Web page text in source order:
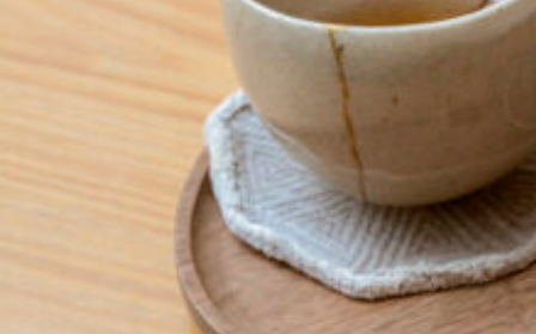
Instagram
チケットプレゼント応募